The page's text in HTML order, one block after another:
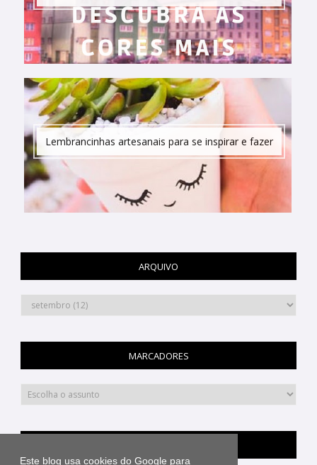
Este blog usa cookies do Google para
Lembrancinhas artesanais para se inspirar e fazer
ARQUIVO
MARCADORES